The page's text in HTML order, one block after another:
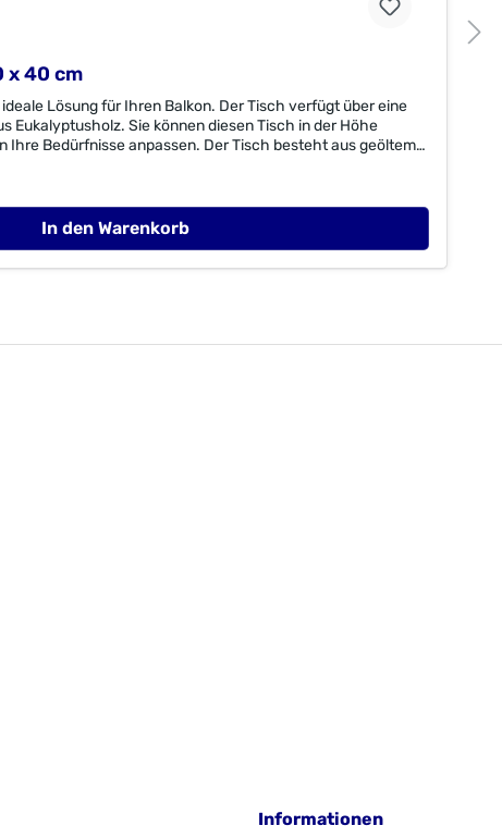
x 40 cm
Lösung für Ihren Balkon. Der Tisch verfügt über eine
Eukalyptusholz. Sie können diesen Tisch in der Höhe
Ihre Bedürfnisse anpassen. Der Tisch besteht aus geöltem
x 40 Material:geöltes Eukalyptusholz FSC®-
C003262ImporteurMerxx Handels GmbHAn der Trave
In den Warenkorb
Informationen